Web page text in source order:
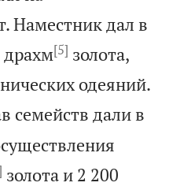
Наместник дал в
[5] золота,
одеяний.
семейств дали в
золота и 2 200